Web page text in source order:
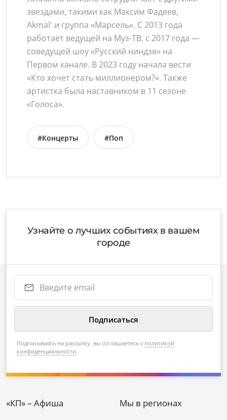
звездами, такими как Максим Фадеев,
Akmal' и группа «Марсель». С 2013 года
работает ведущей на Муз-ТВ, с 2017 года —
соведущей шоу «Русский ниндзя» на
Первом канале. В 2023 году начала вести
«Кто хочет стать миллионером?». Также
артистка была наставником в 11 сезоне
«Голоса».
#Концерты #Поп
Узнайте о лучших событиях в вашем
городе
Подписываясь на рассылку, вы соглашаетесь с политикой
конфиденциальности
«КП» – Афиша Мы в регионах